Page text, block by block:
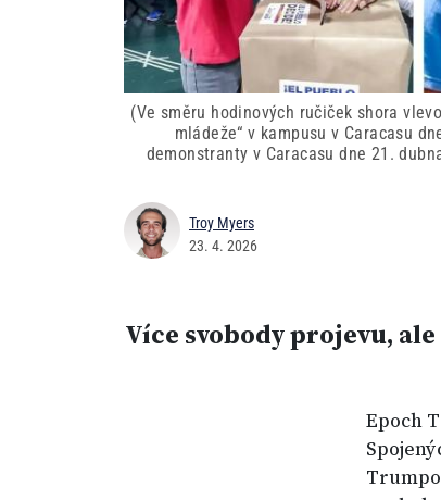
(Ve směru hodinových ručiček shora
mládeže“ v kampusu v Caracasu
demonstranty v Caracasu dne 21.
Troy Myers
23. 4. 2026
Více svobody projevu,
Epoch